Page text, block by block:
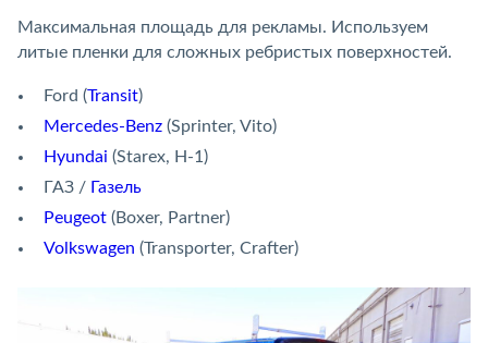
Максимальная площадь для рекламы. Используем
литые пленки для сложных ребристых поверхностей.
Ford (Transit)
Mercedes-Benz (Sprinter, Vito)
Hyundai (Starex, H-1)
ГАЗ / Газель
Peugeot (Boxer, Partner)
Volkswagen (Transporter, Crafter)